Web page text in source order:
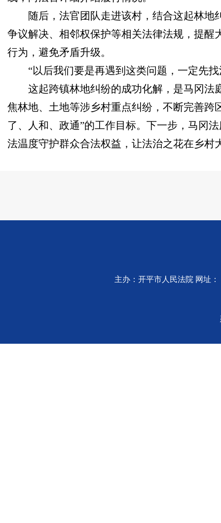
随后，法官团队走进该村，结合这起林
争议解决、相邻权保护等相关法律法规，提
行为，避免矛盾升级。
“以后我们要是再遇到这类问题，一定先
这起跨镇林地纠纷的成功化解，是马冈法
焦林地、土地等涉乡村重点纠纷，不断完善
了、人和、政通”的工作目标。下一步，马冈
法温度守护群众合法权益，让法治之花在乡村
主办：开平市人民法院 网址：